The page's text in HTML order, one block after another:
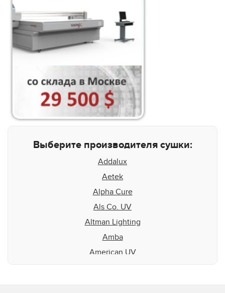
Выберите производителя сушки:
Addalux
Aetek
Alpha Cure
Als Co. UV
Altman Lighting
Amba
American UV